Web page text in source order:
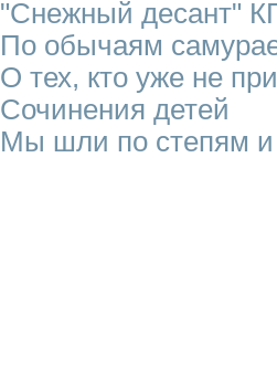
"Снежный десант"
По обычаям
О тех, кто уже не
Сочинения детей
Мы шли по степям